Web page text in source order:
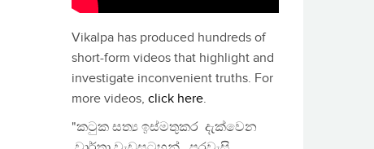
Vikalpa has produced hundreds of
short-form videos that highlight and
investigate inconvenient truths. For
more videos, click here.
"කටුක සත්‍ය ඉස්මතුකර දැක්වෙන